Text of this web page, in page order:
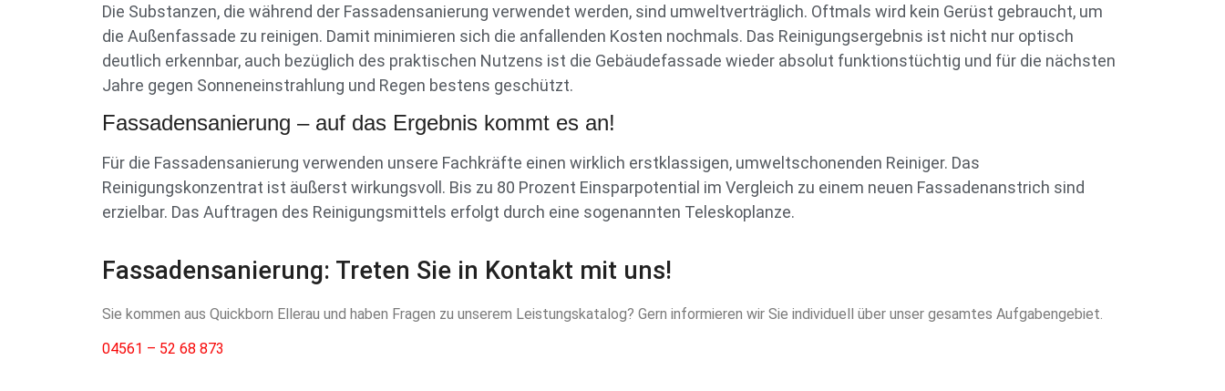
Die Substanzen, die während der Fassadensanierung verwendet werden, sind umweltverträglich. Oftmals wird kein Gerüst gebraucht, um
die Außenfassade zu reinigen. Damit minimieren sich die anfallenden Kosten nochmals. Das Reinigungsergebnis ist nicht nur optisch
deutlich erkennbar, auch bezüglich des praktischen Nutzens ist die Gebäudefassade wieder absolut funktionstüchtig und für die nächsten
Jahre gegen Sonneneinstrahlung und Regen bestens geschützt.
Fassadensanierung – auf das Ergebnis kommt es an!
Für die Fassadensanierung verwenden unsere Fachkräfte einen wirklich erstklassigen, umweltschonenden Reiniger. Das
Reinigungskonzentrat ist äußerst wirkungsvoll. Bis zu 80 Prozent Einsparpotential im Vergleich zu einem neuen Fassadenanstrich sind
erzielbar. Das Auftragen des Reinigungsmittels erfolgt durch eine sogenannten Teleskoplanze.
Fassadensanierung: Treten Sie in Kontakt mit uns!
Sie kommen aus Quickborn Ellerau und haben Fragen zu unserem Leistungskatalog? Gern informieren wir Sie individuell über unser gesamtes Aufgabengebiet.
04561 – 52 68 873